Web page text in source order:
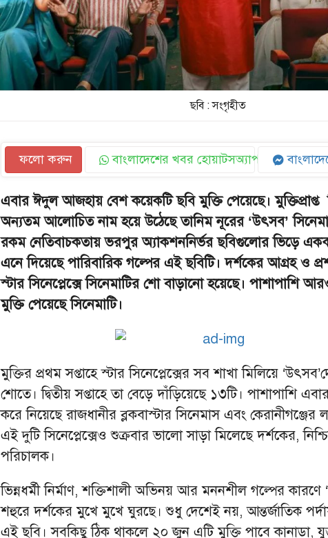
ছবি : সংগৃহীত
ফলো করুন বাংলাদেশের খবর হোয়াটসঅ্যাপ
এবার ঈদুল আজহায় বেশ কয়েকটি ছবি মুক্তি পেয়েছে। মুক্তিপ্রাপ্ত
অন্যতম আলোচিত নাম হয়ে উঠেছে তানিম নূরের ‘উৎসব’
রকম নেতিবাচকতায় ভরপুর অ্যাকশননির্ভর ছবিগুলোর ভিড়ে
এনে দিয়েছে পারিবারিক গল্পের এই ছবিটি। দর্শকের আগ্রহ ও
স্টার সিনেপ্লেক্সে সিনেমাটির শো বাড়ানো হয়েছে। পাশাপাশি
মুক্তি পেয়েছে সিনেমাটি।
মুক্তির প্রথম সপ্তাহে স্টার সিনেপ্লেক্সের সব শাখা মিলিয়ে
শোতে। দ্বিতীয় সপ্তাহে তা বেড়ে দাঁড়িয়েছে ১৩টি। পাশাপাশি
করে নিয়েছে রাজধানীর ব্লকবাস্টার সিনেমাস এবং কেরানীগঞ্জের
এই দুটি সিনেপ্লেক্সেও শুক্রবার ভালো সাড়া মিলেছে দর্শকের,
পরিচালক।
ভিন্নধর্মী নির্মাণ, শক্তিশালী অভিনয় আর মননশীল গল্পের কারণে
শহুরে দর্শকের মুখে মুখে ঘুরছে। শুধু দেশেই নয়, আন্তর্জাতিক
এই ছবি। সবকিছু ঠিক থাকলে ২০ জুন এটি মুক্তি পাবে কানাডা,